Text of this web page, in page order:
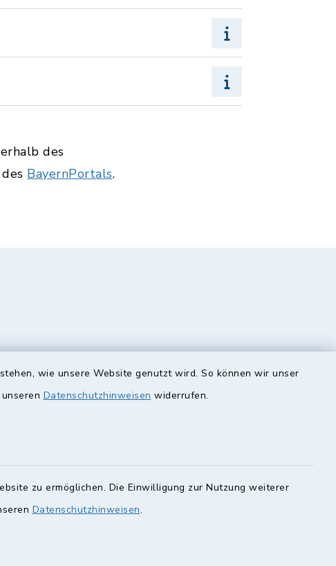
wie unsere Website genutzt wird. So können wir unser
Datenschutzhinweisen widerrufen.
zu ermöglichen. Die Einwilligung zur Nutzung weiterer
Datenschutzhinweisen.
des
BayernPortals.
statt.
finden Sie hier.
Quicklinks
Obermain Jura
Veranstaltungskalender
geoPortal Lichtenfels